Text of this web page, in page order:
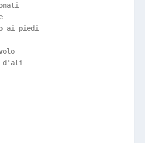
ai piedi
d'ali